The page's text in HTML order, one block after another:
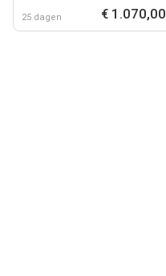
25 dagen € 1.070,00